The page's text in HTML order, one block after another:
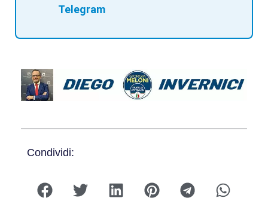
Telegram
Condividi: